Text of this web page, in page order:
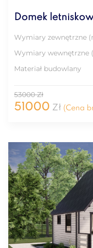
Domek
Wymiary zewnętrzne
Wymiary wewnętrzne
Materiał budowlany
53000 Zł
51000 Zł (Cena